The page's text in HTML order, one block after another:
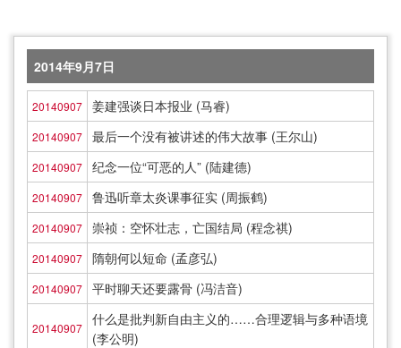
2014年9月7日
20140907 姜建强谈日本报业 (马睿)
20140907 最后一个没有被讲述的伟大故事 (王尔山)
20140907 纪念一位“可恶的人” (陆建德)
20140907 鲁迅听章太炎课事征实 (周振鹤)
20140907 崇祯：空怀壮志，亡国结局 (程念祺)
20140907 隋朝何以短命 (孟彦弘)
20140907 平时聊天还要露骨 (冯洁音)
20140907
什么是批判新自由主义的……合理逻辑与多种语境
(李公明)